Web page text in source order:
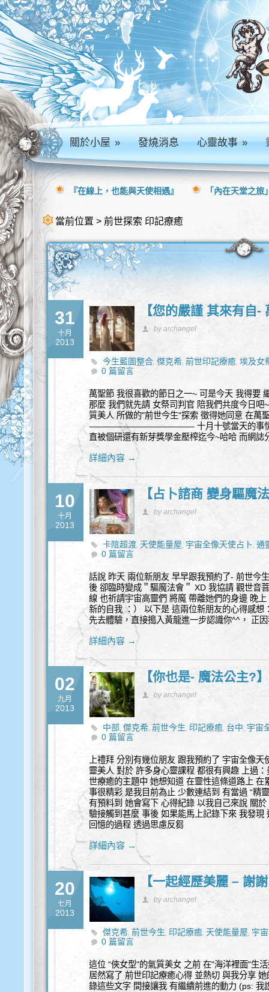
關於小屋» 發燒消息 心靈故事»
當前位置 > 前世探索 印記療癒
31
十月
2013
【您的嚴謹 其來有自
by archangel
今生藍圖整合,傑克希, 前世印記療癒,埃及女
0 篇留言
萬聖節 我很喜歡的節日之一~ 可是今天 我得要
那麼 我們就先請 女祭司判官 陪我們共度今日
質美人 所做的"前世今生"探索 徵得她同意 在萬
————————————– 十月十號當天的事情….
直被個研還有新芽獎學金壓榨迄今~哈哈 而網誌
詳細內容 →
10
十月
2013
【占卜諮商 變身驅魔
by archangel
卡陰超渡, 天使能量屋, 宇宙全像天使占卜,通
0 篇留言
話說 昨天 兩位新朋友 早早跟我預約了- 前世今
後 卻臨時變成＂驅魔法會＂ XD 我協請 觀世音
線 也祈請宇宙高靈們 將魔 帶離她們的身邊 晚
新的自我 ：） 以下是 這兩位新朋友的心
先去體驗，直接搗入黃龍進一步認識你^^， 正
詳細內容 →
02
九月
2013
【你也是- 魔法公主?】
by archangel
中部,傑克希, 前世今生, 印記療癒, 台中, 宇宙
0 篇留言
上禮拜 分別有幾位朋友 跟我預約了 宇宙全像
靈美人 對於 許多身心靈課程 都很有興趣 上過
世療癒的主題中 她想知道 在靈性這條道路上
事很精彩 是我目前為止 少數連結到 有當過 “精
有預料到 她會寫下 心得紀錄 以我自己來說 關
驗接觸到甚麼 事後 如果能馬上記錄下來 我發
回憶的過程 透過思慮反芻
詳細內容 →
20
七月
2013
【一起經歷美麗 – 謝
by archangel
傑克希, 前世今生, 印記療癒, 天使能量屋, 宇
0 篇留言
這位 “俠女型"的氣質美女 之前 在"海洋裡面"生
居然寫了 前世印記療癒心得 並熱切 與我分享
錄這些文字 間接讓我 有繼續前進的動力 (ps:
『在線上，也能與天使相遇』 「內在天堂之